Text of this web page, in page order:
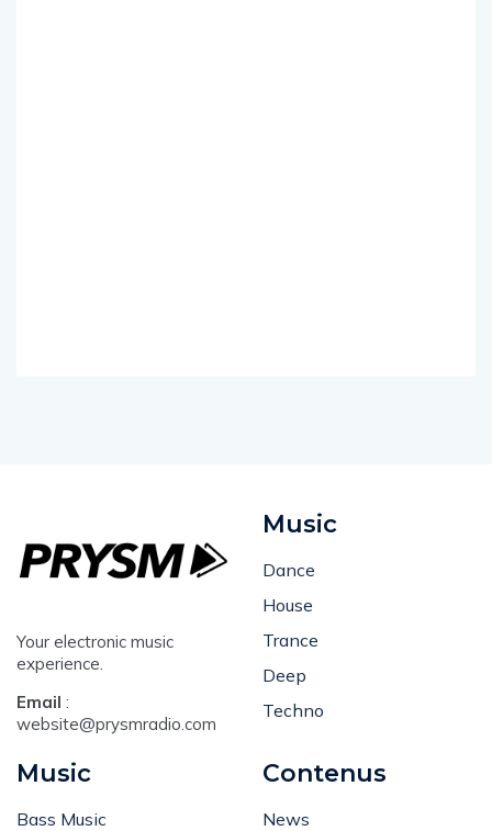
Your electronic music
experience.
Email :
website@prysmradio.com
Music
Dance
House
Trance
Deep
Techno
Music
Bass Music
Contenus
News